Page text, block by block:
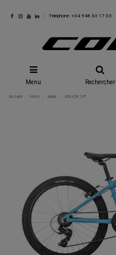
Téléphone: +34 948 33 17 03
Menu Rechercher
Accueil Vélos Junior JUNIOR 24"